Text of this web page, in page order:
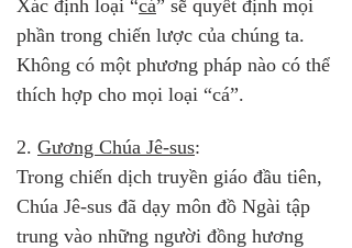
Xác định loại “cá” sẽ quyết định mọi
phần trong chiến lược của chúng ta.
Không có một phương pháp nào có thể
thích hợp cho mọi loại “cá”.
2. Gương Chúa Jê-sus:
Trong chiến dịch truyền giáo đầu tiên,
Chúa Jê-sus đã dạy môn đồ Ngài tập
trung vào những người đồng hương